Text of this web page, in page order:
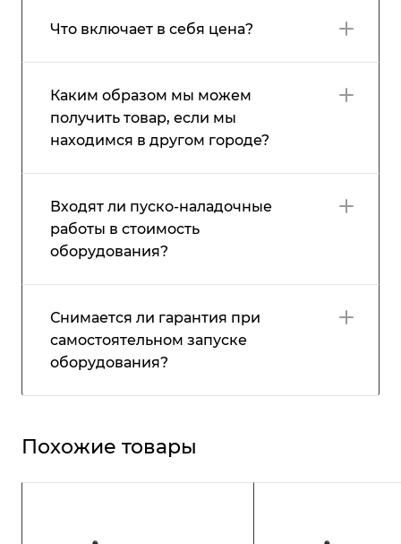
Что включает в себя цена?
Каким образом мы можем
получить товар, если мы
находимся в другом городе?
Входят ли пуско-наладочные
работы в стоимость
оборудования?
Снимается ли гарантия при
самостоятельном запуске
оборудования?
Похожие товары